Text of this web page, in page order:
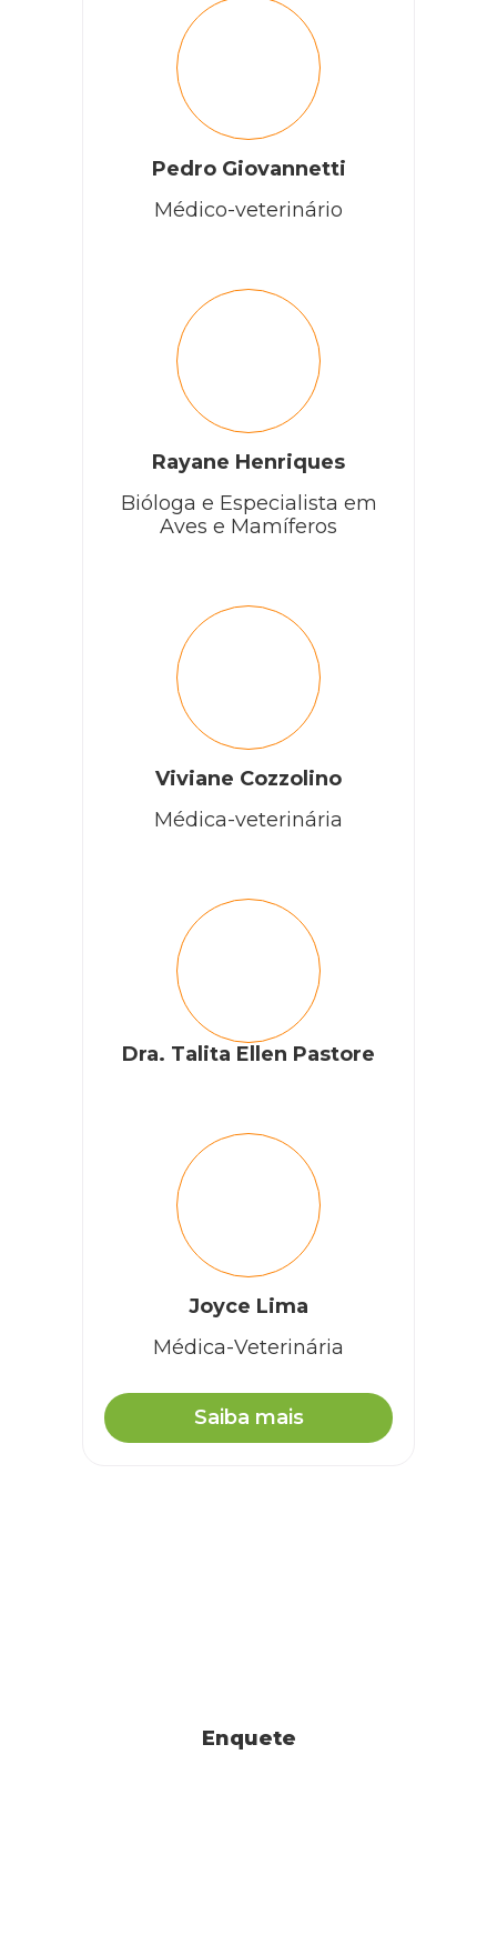
Pedro Giovannetti
Médico-veterinário
Rayane Henriques
Bióloga e Especialista em
Aves e Mamíferos
Viviane Cozzolino
Médica-veterinária
Dra. Talita Ellen Pastore
Joyce Lima
Médica-Veterinária
Saiba mais
Enquete